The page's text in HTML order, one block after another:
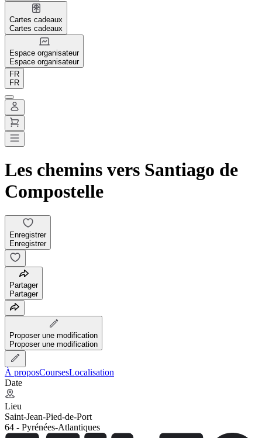
Cartes cadeaux
Cartes cadeaux
Espace organisateur
Espace organisateur
FR
FR
Les chemins vers Santiago de
Compostelle
Enregistrer
Enregistrer
Partager
Partager
Proposer une modification
Proposer une modification
À proposCoursesLocalisation
Date
Lieu
Saint-Jean-Pied-de-Port
64 - Pyrénées-Atlantiques